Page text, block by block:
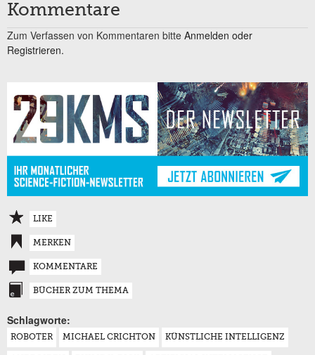
Kommentare
Zum Verfassen von Kommentaren bitte Anmelden oder
Registrieren.
LIKE
MERKEN
KOMMENTARE
BÜCHER ZUM THEMA
Schlagworte:
ROBOTER MICHAEL CRICHTON KÜNSTLICHE INTELLIGENZ